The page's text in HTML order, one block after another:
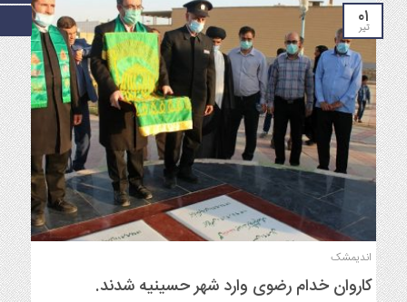
۰۱
تیر
اندیمشک
کاروان خدام رضوی وارد شهر حسینیه شدند.